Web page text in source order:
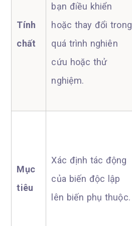
Tính
chất
bạn điều khiển
hoặc thay đổi trong
quá trình nghiên
cứu hoặc thử
nghiệm.
Mục
tiêu
Xác định tác động
của biến độc lập
lên biến phụ thuộc.